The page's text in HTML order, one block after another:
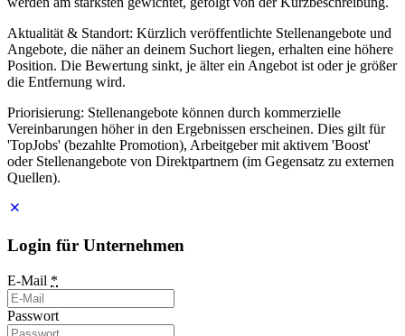
Aktualität & Standort: Kürzlich veröffentlichte Stellenangebote und
Angebote, die näher an deinem Suchort liegen, erhalten eine höhere
Position. Die Bewertung sinkt, je älter ein Angebot ist oder je größer
die Entfernung wird.
Priorisierung: Stellenangebote können durch kommerzielle
Vereinbarungen höher in den Ergebnissen erscheinen. Dies gilt für
'TopJobs' (bezahlte Promotion), Arbeitgeber mit aktivem 'Boost'
oder Stellenangebote von Direktpartnern (im Gegensatz zu externen
Quellen).
Login für Unternehmen
E-Mail *
Passwort